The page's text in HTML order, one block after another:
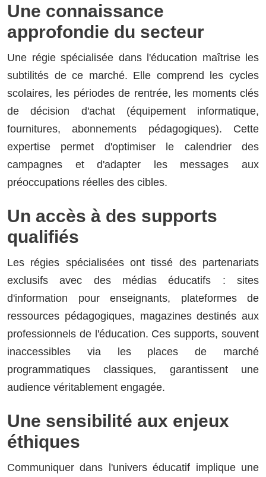
Une connaissance
approfondie du secteur
Une régie spécialisée dans l'éducation maîtrise les
subtilités de ce marché. Elle comprend les cycles
scolaires, les périodes de rentrée, les moments clés
de décision d'achat (équipement informatique,
fournitures, abonnements pédagogiques). Cette
expertise permet d'optimiser le calendrier des
campagnes et d'adapter les messages aux
préoccupations réelles des cibles.
Un accès à des supports
qualifiés
Les régies spécialisées ont tissé des partenariats
exclusifs avec des médias éducatifs : sites
d'information pour enseignants, plateformes de
ressources pédagogiques, magazines destinés aux
professionnels de l'éducation. Ces supports, souvent
inaccessibles via les places de marché
programmatiques classiques, garantissent une
audience véritablement engagée.
Une sensibilité aux enjeux
éthiques
Communiquer dans l'univers éducatif implique une